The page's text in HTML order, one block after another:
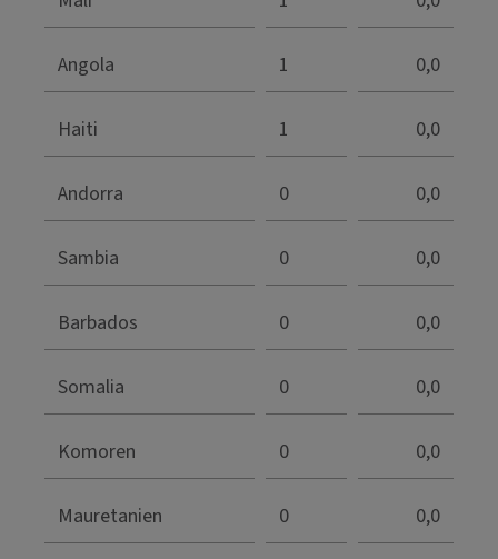
Angola 1 0,0
Haiti 1 0,0
Andorra 0 0,0
Sambia 0 0,0
Barbados 0 0,0
Somalia 0 0,0
Komoren 0 0,0
Mauretanien 0 0,0